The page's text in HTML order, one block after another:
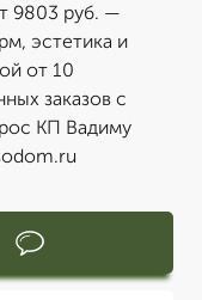
9803 руб. —
эстетика и
от 10
заказов с
КП Вадиму